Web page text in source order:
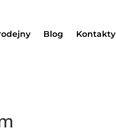
Blog Kontakty